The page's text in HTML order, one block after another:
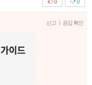
0
0
신고 | 공감 확인